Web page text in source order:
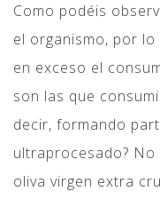
Como podéis
el organismo, por
en exceso el
son las que
decir, formando
ultraprocesado?
oliva virgen extra